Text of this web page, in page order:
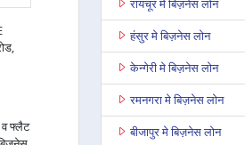
व फ्लैट
हंसुर मे बिज़नेस लोन
केन्गेरी मे बिज़नेस लोन
रमनगरा मे बिज़नेस लोन
बीजापुर मे बिज़नेस लोन